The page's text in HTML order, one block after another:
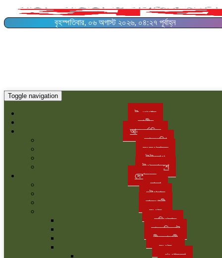
বৃহস্পতিবার, ০৬ অগাস্ট ২০২৬, ০৪:২৭ পূর্বাহ্ন
Toggle navigation
ই-পেপার
জাতীয়
আন্তর্জাতিক
আমরেকিা
মধ্যপ্রাচ্য
ইউরোপ
উপমহাদশে
দেশজুড়ে
ঢাকা
চট্টগ্রাম
রাজশাহী
রংপুর
কুড়িগ্রাম
লালমনিরহাট
নীলফামারী
রংপুর
গংগাচড়া